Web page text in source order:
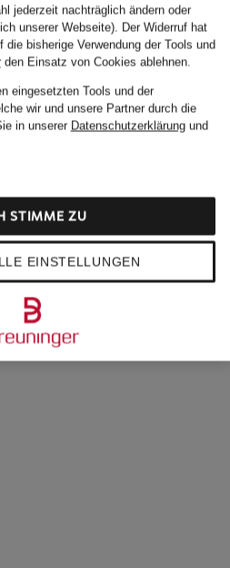
Shaped Fit
16,99 €
39,99 €
OLYMP
Hemd Level Five
body fit
jederzeit nachträglich ändern oder
unserer Webseite). Der Widerruf hat
bisherige Verwendung der Tools und
den Einsatz von Cookies ablehnen.
eingesetzten Tools und der
wir und unsere Partner durch die
in unserer Datenschutzerklärungund
EINSTELLUNGEN
STIMME ZU